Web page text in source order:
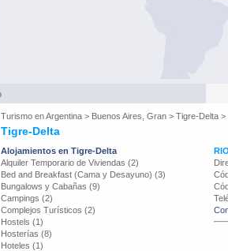
Turismo enArgentina > Buenos Aires, Gran > Tigre-Delta >
Tigre-Delta
Alojamientos en Tigre-Delta
Alquiler Temporario de Viviendas (2)
Bed and Breakfast (Cama y Desayuno) (3)
Bungalows y Cabañas (9)
Campings (2)
Complejos Turísticos (2)
Hostels (1)
Hosterías (8)
Hoteles (1)